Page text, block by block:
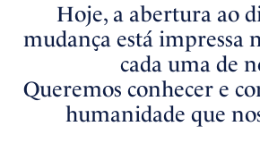
Hoje, a abertura ao
mudança está impressa
cada uma de
Queremos conhecer e
humanidade que